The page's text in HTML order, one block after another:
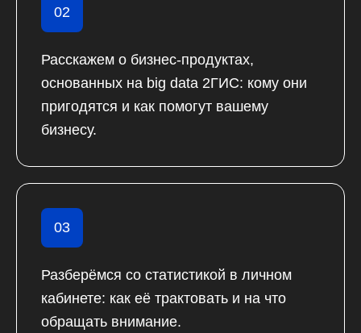
02
Расскажем о бизнес-продуктах,
основанных на big data 2ГИС: кому они
пригодятся и как помогут вашему
бизнесу.
03
Разберёмся со статистикой в личном
кабинете: как её трактовать и на что
обращать внимание.